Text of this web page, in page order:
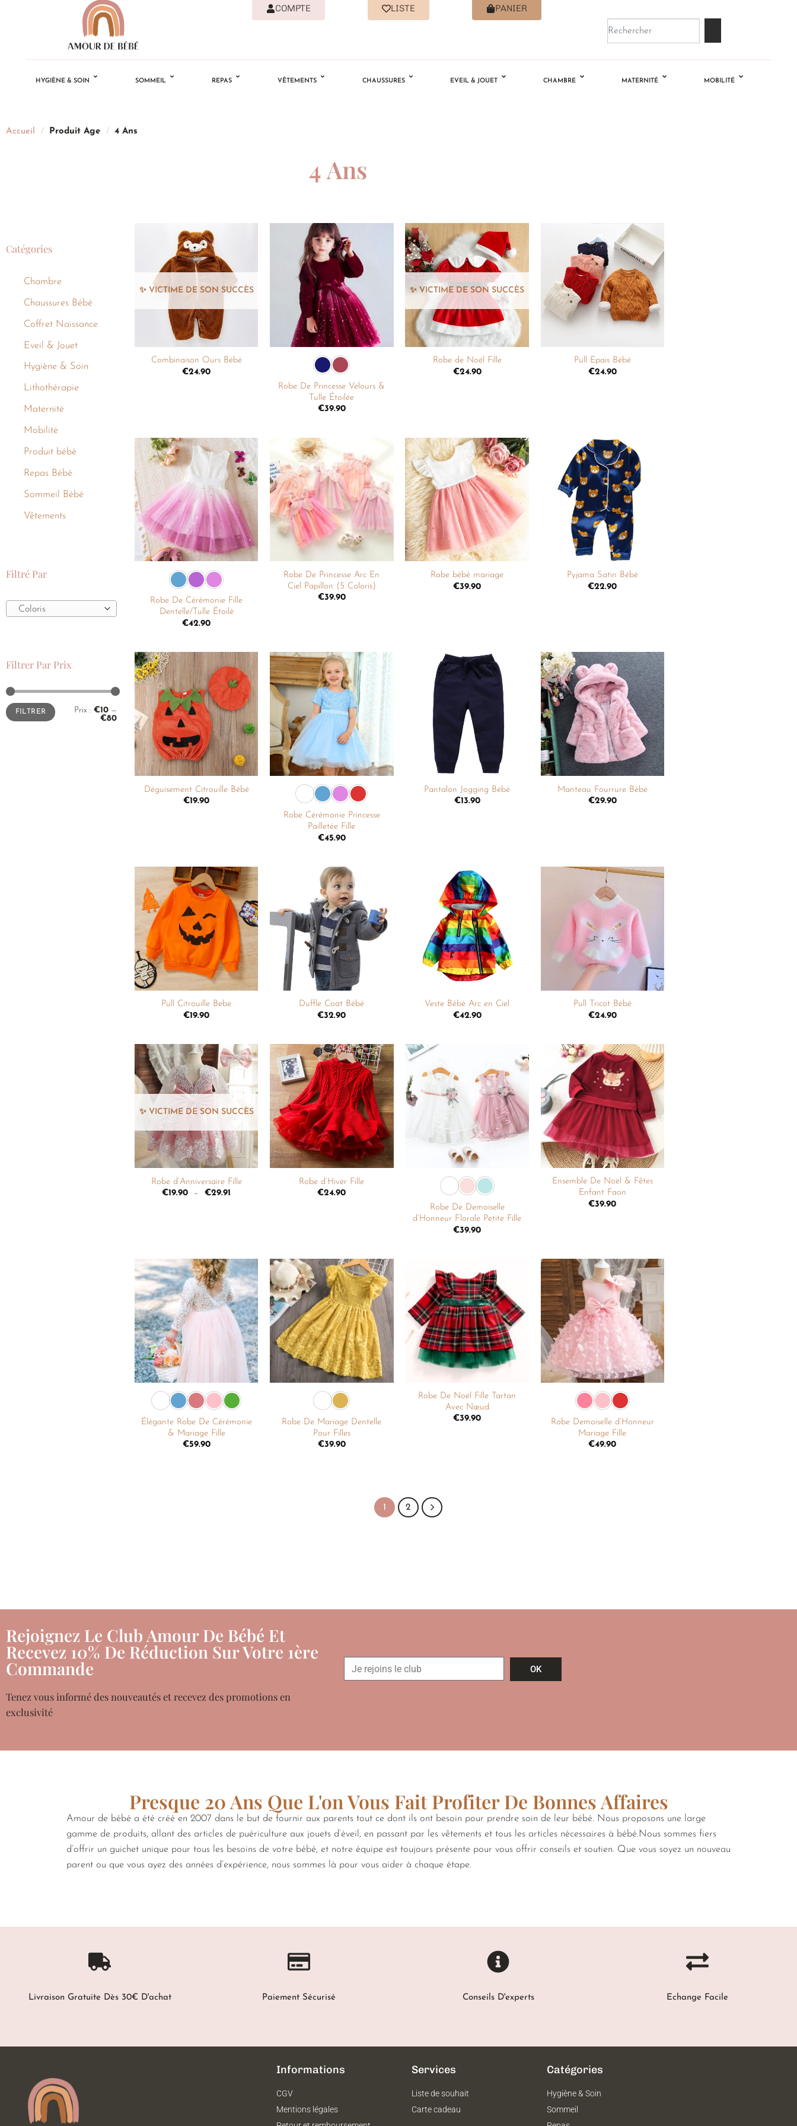
COMPTE LISTE PANIER
HYGIÈNE & SOIN SOMMEIL REPAS VÊTEMENTS CHAUSSURES EVEIL & JOUET CHAMBRE MATERNITÉ MOBILITÉ
Accueil / Produit Age / 4 Ans
4 Ans
Catégories
Chambre
Chaussures Bébé
Coffret Naissance
Eveil & Jouet
Hygiène & Soin
Lithothérapie
Maternité
Mobilité
Produit bébé
Repas Bébé
Sommeil Bébé
Vêtements
Filtré Par
Coloris
Filtrer Par Prix
FILTRER Prix : €10 —
€80
liste de
souhaits
Combinaison Ours Bébé
€24.90
liste de
Robe De Princesse Velours &
Tulle Étoilée
€39.90
Ajouter
à la
liste de
souhaits
+
Robe de Noël Fille
€24.90
Ajouter
à la
liste de
souhaits
Pull Epais Bébé
€24.90
Ajouter
à la
liste de
souhaits
+
Robe De Cérémonie Fille
Dentelle/Tulle Étoilé
€42.90
Ajouter
à la
liste de
souhaits
Robe De Princesse Arc En
Ciel Papillon (5 Coloris)
€39.90
Ajouter
à la
liste de
souhaits
+
Robe bébé mariage
€39.90
Ajouter
à la
liste de
souhaits
Pyjama Satin Bébé
€22.90
Ajouter
liste de
souhaits
+
Déguisement Citrouille Bébé
€19.90
+
Robe Cérémonie Princesse
Pailletée Fille
€45.90
Ajouter
à la
liste de
souhaits
Pantalon Jogging Bébé
€13.90
Ajouter
à la
liste de
souhaits
+
Manteau Fourrure Bébé
€29.90
Ajouter
à la
liste de
souhaits
+
Pull Citrouille Bebe
€19.90
Ajouter
à la
liste de
souhaits
+
Duffle Coat Bébé
€32.90
Ajouter
souhaits
Veste Bébé Arc en Ciel
€42.90
à la
liste de
souhaits
Pull Tricot Bébé
€24.90
Ajouter
à la
liste de
+
Robe d’Anniversaire Fille
€19.90 – €29.91
Ajouter
à la
liste de
souhaits
+
Robe d’Hiver Fille
€24.90
Ajouter
à la
liste de
souhaits
Robe De Demoiselle
d’Honneur Florale Petite Fille
€39.90
Ajouter
à la
liste de
souhaits
+
Ensemble De Noël & Fêtes
Enfant Faon
€39.90
Ajouter
à la
liste de
souhaits
+
Élégante Robe De Cérémonie
& Mariage Fille
€59.90
Ajouter
à la
liste de
souhaits
Robe De Mariage Dentelle
Pour Filles
€39.90
Ajouter
à la
liste de
souhaits
Robe De Noël Fille Tartan
Avec Nœud
€39.90
Ajouter
à la
liste de
souhaits
+
Robe Demoiselle d’Honneur
Mariage Fille
€49.90
1 2
Rejoignez Le Club Amour De Bébé Et
Recevez 10% De Réduction Sur Votre 1ère
Commande
Tenez vous informé des nouveautés et recevez des promotions en
exclusivité
OK
Presque 20 Ans Que L'on Vous Fait Profiter De Bonnes Affaires
Amour de bébé a été créé en 2007 dans le but de fournir aux parents tout ce dont ils ont besoin pour prendre soin de leur bébé. Nous proposons une large
gamme de produits, allant des articles de puériculture aux jouets d’éveil, en passant par les vêtements et tous les articles nécessaires à bébé.Nous sommes fiers
d’offrir un guichet unique pour tous les besoins de votre bébé, et notre équipe est toujours présente pour vous offrir conseils et soutien. Que vous soyez un nouveau
parent ou que vous ayez des années d’expérience, nous sommes là pour vous aider à chaque étape.
Livraison Gratuite Dès 30€ D'achat Paiement Sécurisé Conseils D'experts Echange Facile
Informations
CGV
Mentions légales
Services
Liste de souhait
Carte cadeau
Catégories
Hygiène & Soin
Sommeil